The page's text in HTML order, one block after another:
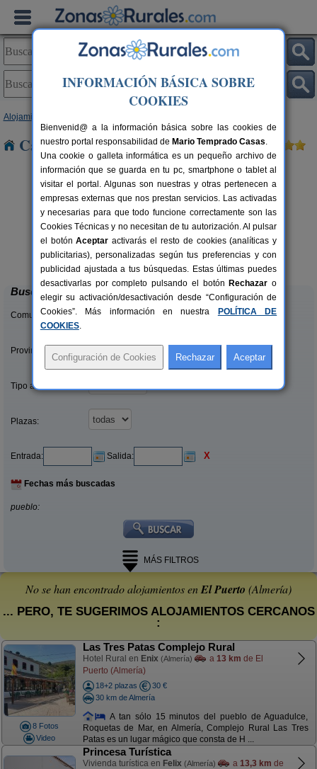
Alojamientos
Casas Rurales cerca de El Puerto
2-12 pers.
desde60 €
Casas Rurales Picachico
Laroya (Almería)
Buscar
Comunidades:
Provincias/Islas:
Tipo alquiler:
Plazas:
Entrada: Salida: X
Fechas más buscadas
pueblo:
MÁS FILTROS
No se han encontrado alojamientos enEl Puerto (Almería)
... PERO, TE SUGERIMOS ALOJAMIENTOS CERCANOS
:
8 Fotos
Video
Las Tres Patas Complejo Rural
Hotel Rural en Enix (Almería) a 13 km de El
Puerto (Almería)
18+2 plazas
30 €
30 km de Almería
A tan sólo 15 minutos del pueblo de Aguadulce,
Roquetas de Mar, en Almería, Complejo Rural Las Tres
Patas es un lugar mágico que consta de H ...
Princesa Turística
Vivienda turística en Felix (Almería) a 13,3 km de
INFORMACIÓN BÁSICA SOBRE
COOKIES
Bienvenid@ a la información básica sobre las cookies de
nuestro portal responsabilidad de Mario Temprado Casas.
Una cookie o galleta informática es un pequeño archivo de
información que se guarda en tu pc, smartphone o tablet al
visitar el portal. Algunas son nuestras y otras pertenecen a
empresas externas que nos prestan servicios. Las activadas
y necesarias para que todo funcione correctamente son las
Cookies Técnicas y no necesitan de tu autorización. Al pulsar
el botónAceptar activarás el resto de cookies (analíticas y
publicitarias), personalizadas según tus preferencias y con
publicidad ajustada a tus búsquedas. Estas últimas puedes
desactivarlas por completo pulsando el botón Rechazar o
elegir su activación/desactivación desde “Configuración de
Cookies”. Más información en nuestra
POLÍTICA DE
COOKIES.